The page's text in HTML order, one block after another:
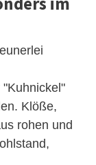
Klöße,
rohen und